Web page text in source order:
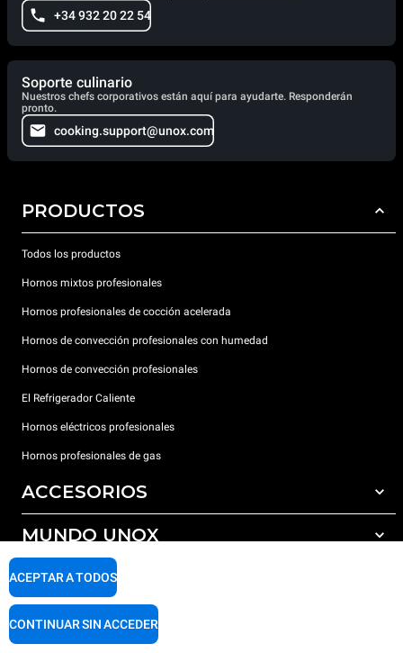
+34 932 20 22 54
Soporte culinario
Nuestros chefs corporativos están aquí para ayudarte. Responderán
pronto.
cooking.support@unox.com
PRODUCTOS
Todos los productos
Hornos mixtos profesionales
Hornos profesionales de cocción acelerada
Hornos de convección profesionales con humedad
Hornos de convección profesionales
El Refrigerador Caliente
Hornos eléctricos profesionales
Hornos profesionales de gas
ACCESORIOS
Todos los accesorios
Detergentes para lavado automático
Detergentes para lavado manual
Tratamiento de agua con filtros de resina
MUNDO UNOX
Nuestras sedes en el mundo
SOPORTE
Garantía Unox
ACEPTAR A TODOS
CONTINUAR SIN ACCEDER